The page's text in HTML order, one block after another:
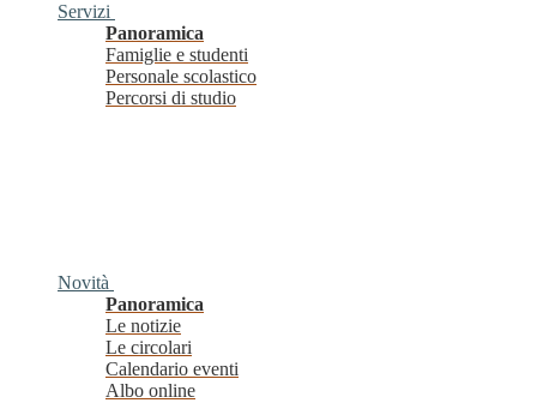
Servizi
Panoramica
Famiglie e studenti
Personale scolastico
Percorsi di studio
Novità
Panoramica
Le notizie
Le circolari
Calendario eventi
Albo online